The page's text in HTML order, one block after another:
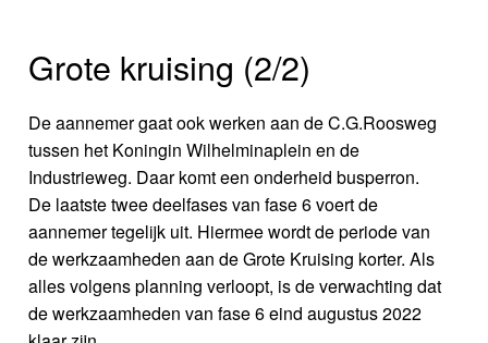
Grote kruising (2/2)
De aannemer gaat ook werken aan de C.G.Roosweg
tussen het Koningin Wilhelminaplein en de
Industrieweg. Daar komt een onderheid busperron.
De laatste twee deelfases van fase 6 voert de
aannemer tegelijk uit. Hiermee wordt de periode van
de werkzaamheden aan de Grote Kruising korter. Als
alles volgens planning verloopt, is de verwachting dat
de werkzaamheden van fase 6 eind augustus 2022